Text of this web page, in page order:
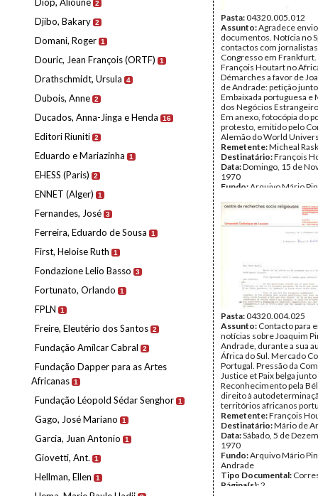
2
Djibo, Bakary 2
Domani, Roger 1
Douric, Jean François (ORTF) 1
Drathschmidt, Ursula 4
Dubois, Anne 2
Ducados, Anna-Jinga e Henda 16
Editori Riuniti 2
Eduardo e Mariazinha 1
EHESS (Paris) 2
ENNET (Alger) 1
Fernandes, José 3
Ferreira, Eduardo de Sousa 1
First, Heloise Ruth 1
Fondazione Lelio Basso 3
Fortunato, Orlando 1
FPLN 1
Freire, Eleutério dos Santos 2
Fundação Amílcar Cabral 2
Fundação Dapper para as Artes
Africanas 1
Fundação Léopold Sédar Senghor 1
Gago, José Mariano 1
Garcia, Juan Antonio 1
Giovetti, Ant. 1
Hellman, Ellen 1
Pasta:04320.005.012
Assunto:Agradece
documentos. Notícia no
contactos com
Congresso em
François Houtart no
Démarches a favor de
de Andrade: petição
Embaixada portuguesa e
dos Negócios
Em anexo, fotocópia do
protesto, emitido pelo
Alemão do World
Remetente:Micheal
Destinatário:François
Data:Domingo, 15 de
1970
Fundo: Arquivo Mário
Tipo Documental:
Pasta:04320.004.025
Assunto: Contacto para
notícias sobre Joaquim
Andrade, durante a sua
África do Sul. Mercado
Portugal. Pressão da
Justice et Paix belga
Reconhecimento pela
direito à
territórios africanos
Remetente:François
Destinatário:Mário de
Data:Sábado, 5 de
1970
Fundo:Arquivo Mário
Andrade
Tipo Documental:
Página(s):2